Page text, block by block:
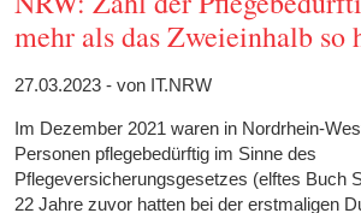
mehr als das Zweieinhalb so
27.03.2023 - von IT.NRW
Im Dezember 2021 waren in Nordrhein-
Personen pflegebedürftig im Sinne des
Pflegeversicherungsgesetzes (elftes Buch
22 Jahre zuvor hatten bei der erstmaligen